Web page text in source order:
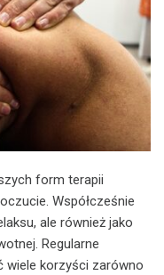
form terapii
Współcześnie
ale również jako
Regularne
wiele korzyści zarówno